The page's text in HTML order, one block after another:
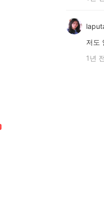
저도
1년 전